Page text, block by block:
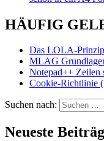
HÄUFIG
Das LOLA-Prinzip
MLAG
Notepad++ Zeilen
Cookie-Richtlinie
Suchen nach:
Neueste